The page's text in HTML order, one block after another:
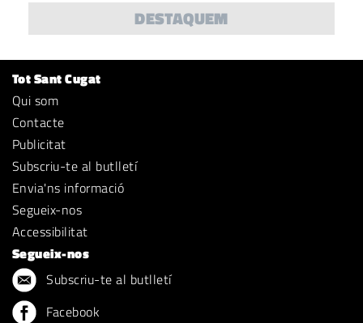
DESTAQUEM
Tot Sant Cugat
Qui som
Contacte
Publicitat
Subscriu-te al butlletí
Envia'ns informació
Segueix-nos
Accessibilitat
Segueix-nos
Subscriu-te al butlletí
Facebook